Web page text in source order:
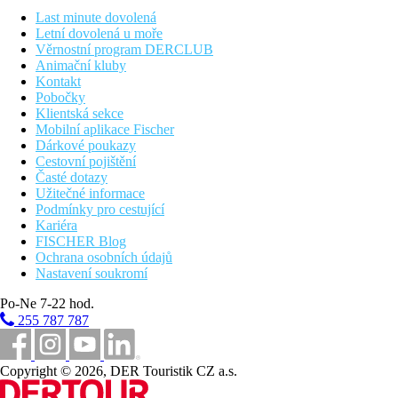
Polopenze
snídaně formou bufetu
večeře formou bufetu nebo výběrem z menu
Plná penze
snídaně formou bufetu
oběd formou bufetu nebo výběrem z menu
večeře formou bufetu nebo výběrem z menu
Sportovní nabídka
Zadrma:
Zábava
Hotel pořádá občasné zábavné večery
Děti
Dětský bazén se skluzavkami, hřiště, dětský klub
Wellness
Last minute dovolená
Letní dovolená u moře
Věrnostní program DERCLUB
Animační kluby
Kontakt
Pobočky
Klientská sekce
Mobilní aplikace Fischer
Dárkové poukazy
Cestovní pojištění
Časté dotazy
Užitečné informace
Podmínky pro cestující
Kariéra
FISCHER Blog
Ochrana osobních údajů
Nastavení soukromí
Po-Ne 7-22 hod.
255 787 787
Copyright © 2026, DER Touristik CZ a.s.